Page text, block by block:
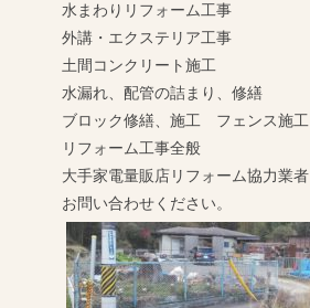
水まわりリフォーム工事
外講・エクステリア工事
土間コンクリート施工
水漏れ、配管の詰まり、修繕
ブロック修繕、施工 フェンス施工
リフォーム工事全般
大手家電量販店リフォーム協力業者
お問い合わせください。